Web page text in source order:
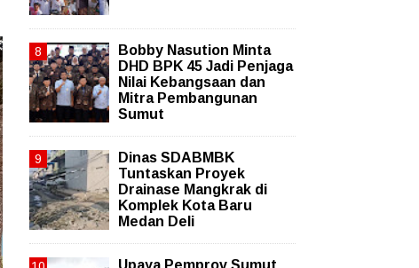
Bobby Nasution Minta
DHD BPK 45 Jadi Penjaga
Nilai Kebangsaan dan
Mitra Pembangunan
Sumut
Dinas SDABMBK
Tuntaskan Proyek
Drainase Mangkrak di
Komplek Kota Baru
Medan Deli